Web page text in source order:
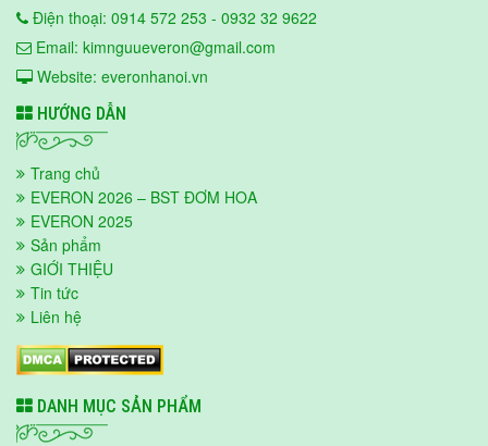
Điện thoại: 0914 572 253 - 0932 32 9622
Email: kimnguueveron@gmail.com
Website: everonhanoi.vn
HƯỚNG DẪN
Trang chủ
EVERON 2026 – BST ĐƠM HOA
EVERON 2025
Sản phẩm
GIỚI THIỆU
Tin tức
Liên hệ
DANH MỤC SẢN PHẨM